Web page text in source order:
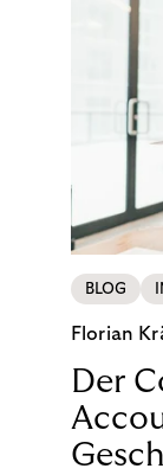
BLOG
Florian
Der